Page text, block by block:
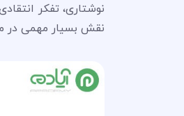
نقش بسیار مهمی در